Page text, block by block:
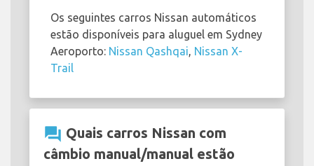
Os seguintes carros Nissan automáticos
estão disponíveis para aluguel em Sydney
Aeroporto: Nissan Qashqai, Nissan X-
Trail
question_answer Quais carros Nissan com
câmbio manual/manual estão